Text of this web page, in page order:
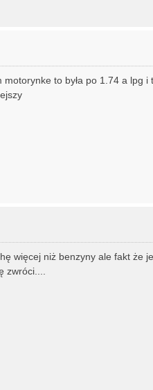
to była po 1.74 a lpg i
więcej niż benzyny ale fakt że
zwróci....